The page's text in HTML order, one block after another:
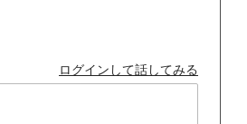
ログインして話してみる